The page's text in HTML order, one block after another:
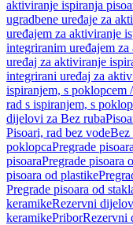
aktiviranje ispiranja
ugradbene uređaje za
uređajem za aktiviranje
integriranim uređajem
uređaj za aktiviranje
integrirani uređaj za
ispiranjem, s poklopcem
rad s ispiranjem, s
dijelovi za Bez ruba
Pisoari, rad bez vodeBez
poklopcaPregrade pisoara
pisoaraPregrade pisoara
pisoara od plastike
Pregrade pisoara od
keramikeRezervni
keramikePriborRezervni